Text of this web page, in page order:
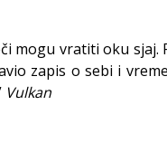
mogu vratiti oku
zapis o sebi i
Vulkan